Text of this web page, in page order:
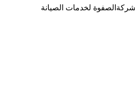
شركةالصفوة لخدمات الصيانة